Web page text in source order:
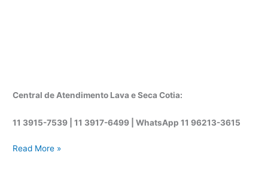
Central de Atendimento Lava e Seca Cotia:
11 3915-7539 | 11 3917-6499 |WhatsApp11 96213-3615
A
Read More »